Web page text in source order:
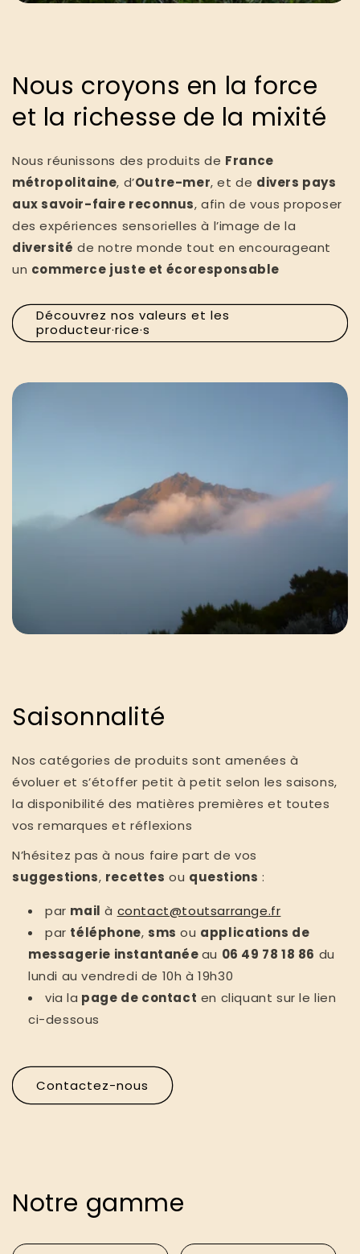
Nous croyons en la force
et la richesse de la mixité
Nous réunissons des produits de France
métropolitaine, d’Outre-mer, et de divers pays
aux savoir-faire reconnus, afin de vous proposer
des expériences sensorielles à l’image de la
diversité de notre monde tout en encourageant
un commerce juste et écoresponsable
Découvrez nos valeurs et les
producteur·rice·s
Saisonnalité
Nos catégories de produits sont amenées à
évoluer et s’étoffer petit à petit selon les saisons,
la disponibilité des matières premières et toutes
vos remarques et réflexions
N’hésitez pas à nous faire part de vos
suggestions, recettes ou questions :
par mail à contact@toutsarrange.fr
par téléphone, sms ou applications de
messagerie instantanéeau 06 49 78 18 86 du
lundi au vendredi de 10h à 19h30
via la page de contact en cliquant sur le lien
ci-dessous
Contactez-nous
Notre gamme